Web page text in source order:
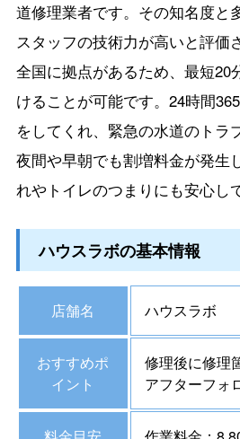
道修理業者です。その知名度と
スタッフの技術力が高いと評価
全国に拠点があるため、最短20
けることが可能です。24時間
をしてくれ、緊急の水道のトラ
夜間や早朝でも割増料金が発生
れやトイレのつまりにも安心し
ハウスラボの基本情報
店舗名 ハウスラボ
おすすめポ
イント
修理後に修理
アフターフォ